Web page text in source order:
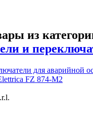
из
и